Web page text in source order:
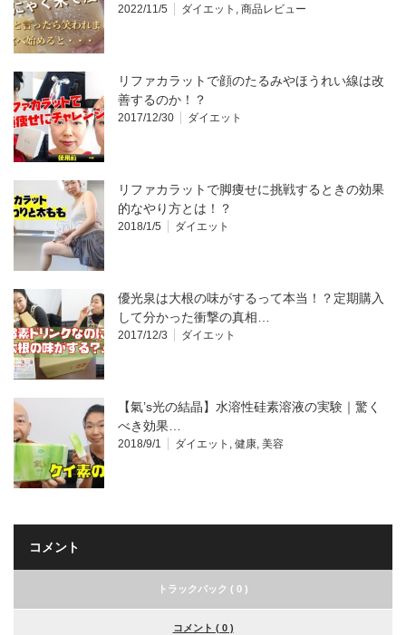
2022/11/5 ダイエット , 商品レビュー
リファカラットで顔のたるみやほうれい線は改
善するのか！？
2017/12/30 ダイエット
リファカラットで脚痩せに挑戦するときの効果
的なやり方とは！？
2018/1/5 ダイエット
優光泉は大根の味がするって本当！？定期購入
して分かった衝撃の真相…
2017/12/3 ダイエット
【氣’s光の結晶】水溶性硅素溶液の実験｜驚く
べき効果…
2018/9/1 ダイエット , 健康, 美容
コメント
トラックバック ( 0 )
コメント ( 0 )